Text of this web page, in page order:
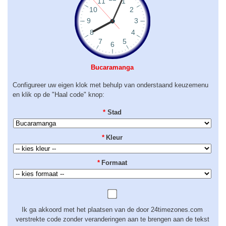
Bucaramanga
Configureer uw eigen klok met behulp van onderstaand keuzemenu
en klik op de "Haal code" knop:
* Stad
* Kleur
* Formaat
Ik ga akkoord met het plaatsen van de door 24timezones.com
verstrekte code zonder veranderingen aan te brengen aan de tekst